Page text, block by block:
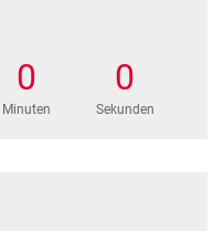
0
Minuten
0
Sekunden